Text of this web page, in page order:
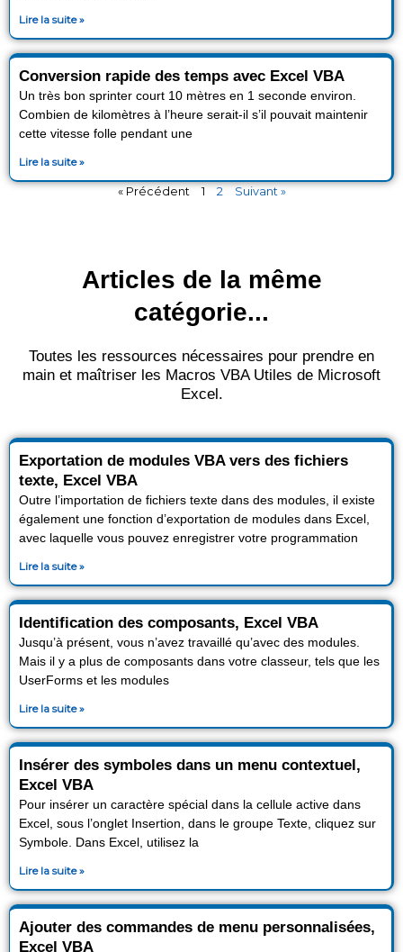
Lire la suite »
Conversion rapide des temps avec Excel VBA
Un très bon sprinter court 10 mètres en 1 seconde environ.
Combien de kilomètres à l’heure serait-il s’il pouvait maintenir
cette vitesse folle pendant une
Lire la suite »
« Précédent 1 2 Suivant »
Articles de la même
catégorie...
Toutes les ressources nécessaires pour prendre en
main et maîtriser les Macros VBA Utiles de Microsoft
Excel.
Exportation de modules VBA vers des fichiers
texte, Excel VBA
Outre l’importation de fichiers texte dans des modules, il existe
également une fonction d’exportation de modules dans Excel,
avec laquelle vous pouvez enregistrer votre programmation
Lire la suite »
Identification des composants, Excel VBA
Jusqu’à présent, vous n’avez travaillé qu’avec des modules.
Mais il y a plus de composants dans votre classeur, tels que les
UserForms et les modules
Lire la suite »
Insérer des symboles dans un menu contextuel,
Excel VBA
Pour insérer un caractère spécial dans la cellule active dans
Excel, sous l’onglet Insertion, dans le groupe Texte, cliquez sur
Symbole. Dans Excel, utilisez la
Lire la suite »
Ajouter des commandes de menu personnalisées,
Excel VBA
P
a
e
P
a
e
P
a
e
P
a
e